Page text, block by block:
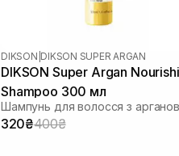
DIKSON DIKSON SUPER ARGAN
DIKSON Super Argan
Shampoo 300 мл
320₴400₴